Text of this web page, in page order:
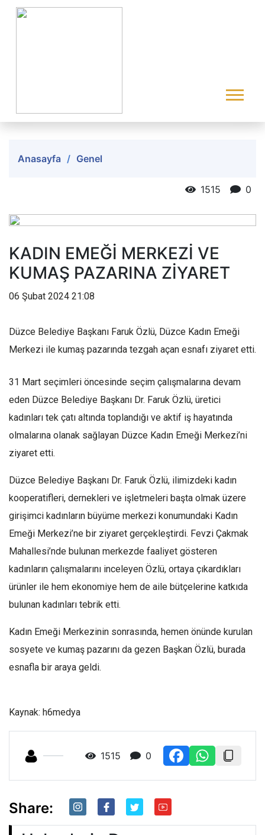
Anasayfa Genel
1515 0
KADIN EMEĞİ MERKEZİ VE
KUMAŞ PAZARINA ZİYARET
06 Şubat 2024 21:08
Düzce Belediye Başkanı Faruk Özlü, Düzce Kadın Emeği
Merkezi ile kumaş pazarında tezgah açan esnafı ziyaret etti.
31 Mart seçimleri öncesinde seçim çalışmalarına devam
eden Düzce Belediye Başkanı Dr. Faruk Özlü, üretici
kadınları tek çatı altında toplandığı ve aktif iş hayatında
olmalarına olanak sağlayan Düzce Kadın Emeği Merkezi’ni
ziyaret etti.
Düzce Belediye Başkanı Dr. Faruk Özlü, ilimizdeki kadın
kooperatifleri, dernekleri ve işletmeleri başta olmak üzere
girişimci kadınların büyüme merkezi konumundaki Kadın
Emeği Merkezi’ne bir ziyaret gerçekleştirdi. Fevzi Çakmak
Mahallesi’nde bulunan merkezde faaliyet gösteren
kadınların çalışmalarını inceleyen Özlü, ortaya çıkardıkları
ürünler ile hem ekonomiye hem de aile bütçelerine katkıda
bulunan kadınları tebrik etti.
Kadın Emeği Merkezinin sonrasında, hemen önünde kurulan
sosyete ve kumaş pazarını da gezen Başkan Özlü, burada
esnafla bir araya geldi.
Kaynak: h6medya
1515 0
Share: